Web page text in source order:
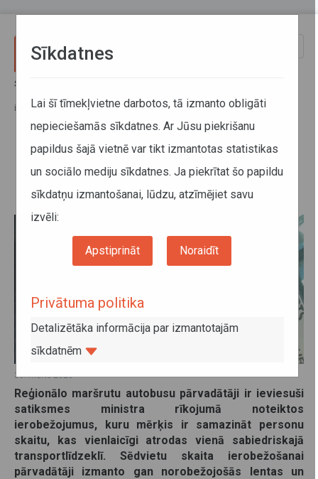
Sākums
ierobežojošie pasākumi
Reģionālo maršrutu autobusos
ieviesti noteiktie pasažieru skaitu
ierobežojošie pasākumi
30. marts 2020
Reģionālo maršrutu autobusu pārvadātāji ir ieviesuši
satiksmes ministra rīkojumā noteiktos
ierobežojumus, kuru mērķis ir samazināt personu
skaitu, kas vienlaicīgi atrodas vienā sabiedriskajā
transportlīdzeklī. Sēdvietu skaita ierobežošanai
pārvadātāji izmanto gan norobežojošās lentas un
Sīkdatnes
Lai šī tīmekļvietne darbotos, tā izmanto obligāti
nepieciešamās sīkdatnes. Ar Jūsu piekrišanu
papildus šajā vietnē var tikt izmantotas statistikas
un sociālo mediju sīkdatnes. Ja piekrītat šo papildu
sīkdatņu izmantošanai, lūdzu, atzīmējiet savu
izvēli:
Apstiprināt Noraidīt
Privātuma politika
Detalizētāka informācija par izmantotajām
sīkdatnēm